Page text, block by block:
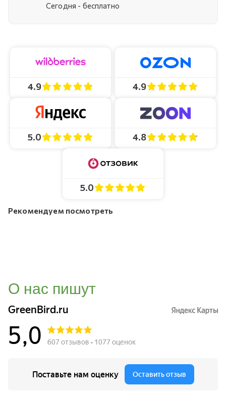
Cегодня - бесплатно
4.9 4.9
5.0 4.8
5.0
Рекомендуем посмотреть
О нас пишут